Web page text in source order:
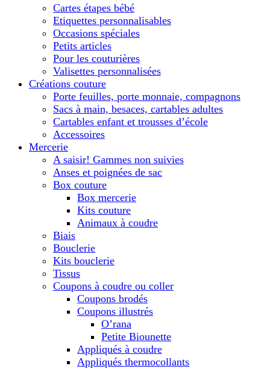
Cartes étapes bébé
Etiquettes personnalisables
Occasions spéciales
Petits articles
Pour les couturières
Valisettes personnalisées
Créations couture
Porte feuilles, porte monnaie, compagnons
Sacs à main, besaces, cartables adultes
Cartables enfant et trousses d’école
Accessoires
Mercerie
A saisir! Gammes non suivies
Anses et poignées de sac
Box couture
Box mercerie
Kits couture
Animaux à coudre
Biais
Bouclerie
Kits bouclerie
Tissus
Coupons à coudre ou coller
Coupons brodés
Coupons illustrés
O’rana
Petite Biounette
Appliqués à coudre
Appliqués thermocollants